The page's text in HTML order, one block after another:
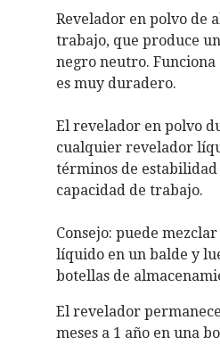
Revelador en polvo de
trabajo, que produce
negro neutro.
es muy duradero.
El revelador en polvo
cualquier revelador
términos de
capacidad de trabajo.
Consejo: puede
líquido en un balde y
botellas de
El revelador
meses a 1 año en una